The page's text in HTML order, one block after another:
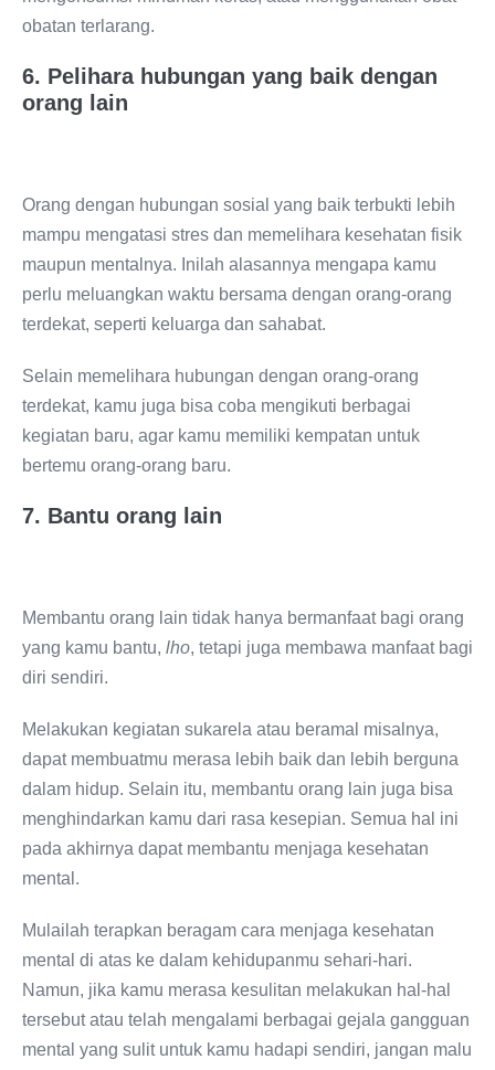
obatan terlarang.
6. Pelihara hubungan yang baik dengan
orang lain
Orang dengan hubungan sosial yang baik terbukti lebih
mampu mengatasi stres dan memelihara kesehatan fisik
maupun mentalnya. Inilah alasannya mengapa kamu
perlu meluangkan waktu bersama dengan orang-orang
terdekat, seperti keluarga dan sahabat.
Selain memelihara hubungan dengan orang-orang
terdekat, kamu juga bisa coba mengikuti berbagai
kegiatan baru, agar kamu memiliki kempatan untuk
bertemu orang-orang baru.
7. Bantu orang lain
Membantu orang lain tidak hanya bermanfaat bagi orang
yang kamu bantu, lho, tetapi juga membawa manfaat bagi
diri sendiri.
Melakukan kegiatan sukarela atau beramal misalnya,
dapat membuatmu merasa lebih baik dan lebih berguna
dalam hidup. Selain itu, membantu orang lain juga bisa
menghindarkan kamu dari rasa kesepian. Semua hal ini
pada akhirnya dapat membantu menjaga kesehatan
mental.
Mulailah terapkan beragam cara menjaga kesehatan
mental di atas ke dalam kehidupanmu sehari-hari.
Namun, jika kamu merasa kesulitan melakukan hal-hal
tersebut atau telah mengalami berbagai gejala gangguan
mental yang sulit untuk kamu hadapi sendiri, jangan malu